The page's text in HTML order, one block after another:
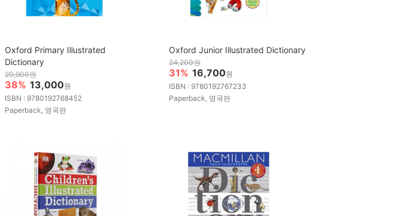
Oxford Primary Illustrated
Dictionary
20,900원
38% 13,000원
ISBN : 9780192768452
Paperback, 영국판
Oxford Junior Illustrated Dictionary
24,200원
31% 16,700원
ISBN : 9780192767233
Paperback, 영국판